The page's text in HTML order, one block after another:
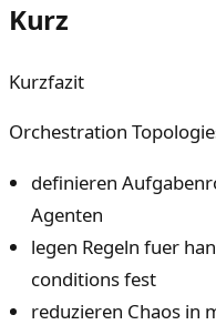
Kurz
Kurzfazit
Orchestration
definieren
Agenten
legen Regeln fuer
conditions fest
reduzieren Chaos in